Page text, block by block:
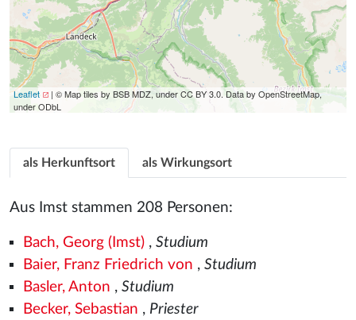
Leaflet
| © Map tiles by BSB MDZ, under CC BY 3.0. Data by OpenStreetMap,
under ODbL
als Herkunftsort als Wirkungsort
Aus Imst stammen 208 Personen:
Bach, Georg (Imst), Studium
Baier, Franz Friedrich von , Studium
Basler, Anton , Studium
Becker, Sebastian , Priester